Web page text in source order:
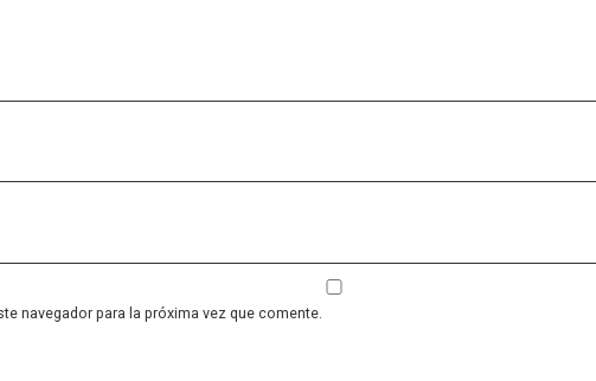
navegador para la próxima vez que comente.